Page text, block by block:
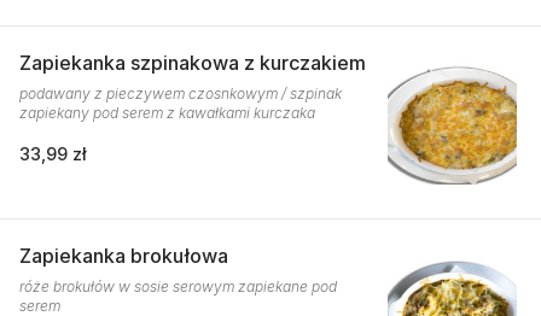
Zapiekanka szpinakowa z kurczakiem
podawany z pieczywem czosnkowym / szpinak
zapiekany pod serem z kawałkami kurczaka
33,99 zł
Zapiekanka brokułowa
róże brokułów w sosie serowym zapiekane pod
serem